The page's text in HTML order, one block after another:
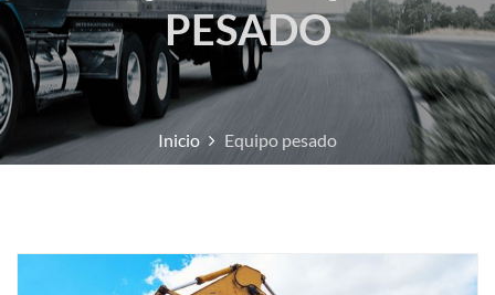
PESADO
Inicio Equipo pesado